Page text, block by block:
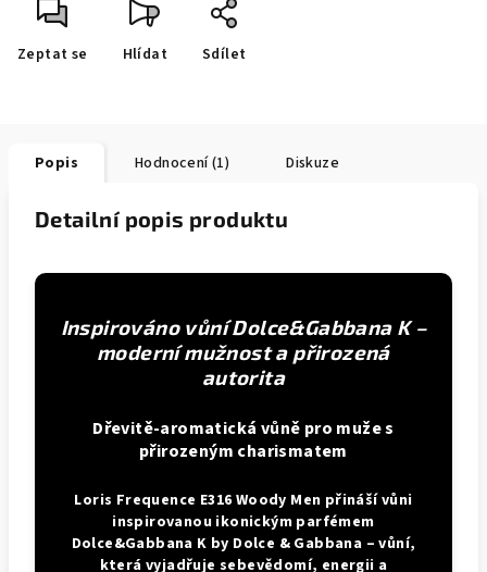
Zeptat se Hlídat Sdílet
Popis Hodnocení (1) Diskuze
Detailní popis produktu
Inspirováno vůní Dolce&Gabbana K –
moderní mužnost a přirozená
autorita
Dřevitě-aromatická vůně pro muže s
přirozeným charismatem
Loris Frequence E316 Woody Men přináší vůni
inspirovanou ikonickým parfémem
Dolce&Gabbana K by Dolce & Gabbana – vůní,
která vyjadřuje sebevědomí, energii a